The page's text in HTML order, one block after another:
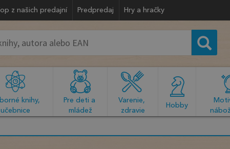
z našich predajní Predpredaj Hry a hračky
knihy,
učebnice
Pre deti a
mládež
Varenie,
zdravie
Hobby